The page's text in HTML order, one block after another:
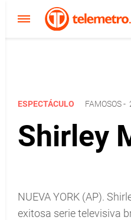
ESPECTÁCULO FAMOSOS-
Shirley
NUEVA YORK (AP).
exitosa serie televisiva